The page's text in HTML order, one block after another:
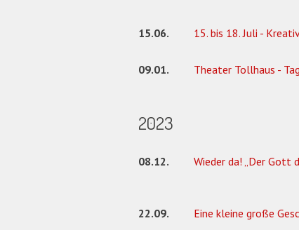
15.06. 15. bis 18. Juli -
09.01. Theater Tollhaus -
2023
08.12. Wieder da! „Der Gott
22.09. Eine kleine große